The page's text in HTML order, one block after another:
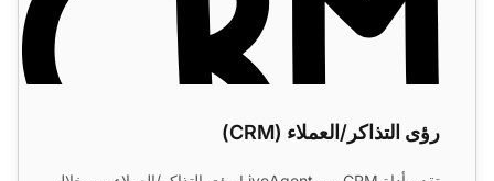
رؤى التذاكر/العملاء (CRM)